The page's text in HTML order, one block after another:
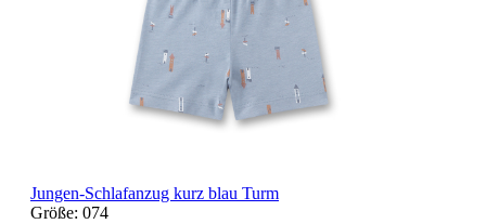
Jungen-Schlafanzug kurz blau Turm
Größe: 074